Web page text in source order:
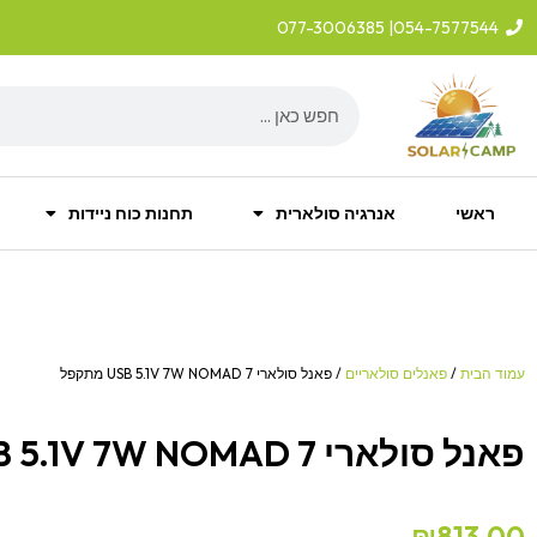
דילוג
054-7577544
| 077-3006385
ראשי אנרגיה סולארית תחנות כוח ניידות
עמוד הבית / פאנלים סולאריים / פאנל סולארי USB 5.1V 7W NOMAD 7 מתקפל
פאנל סולארי USB 5.1V 7W NOMAD 7 מתקפל